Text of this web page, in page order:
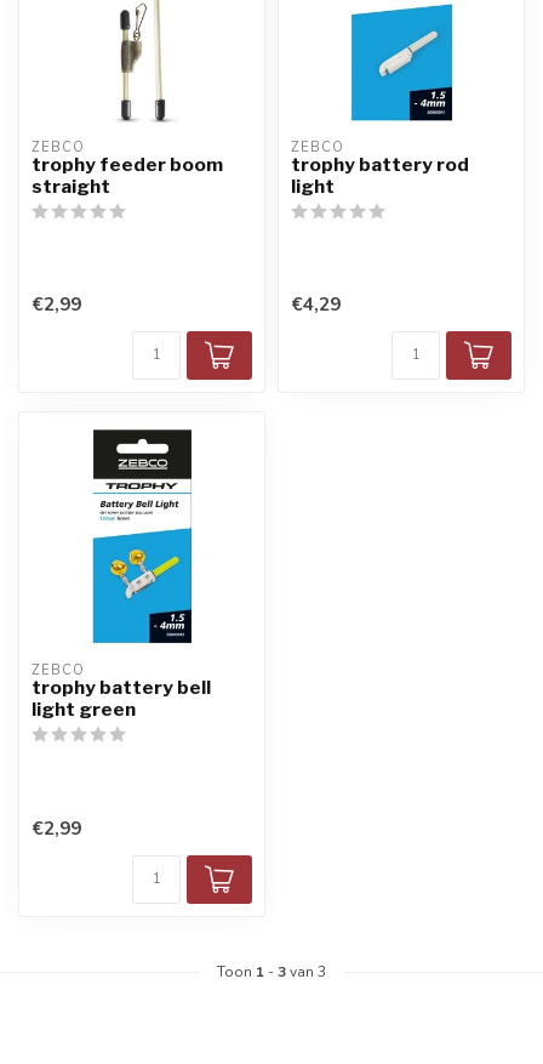
ZEBCO
trophy feeder boom
straight
€2,99
ZEBCO
trophy battery rod
light
€4,29
ZEBCO
trophy battery bell
light green
€2,99
Toon 1 -3van 3